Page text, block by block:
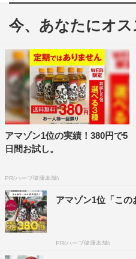
今、あなたにオス
アマゾン1位の実績！380円で5
日間お試し。
PR(ハーブ健康本舗)
アマゾン1位「こ
PR(ハーブ健康本舗)